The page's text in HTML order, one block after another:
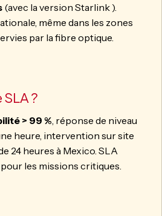
(avec la version Starlink ).
même dans les zones
par la fibre optique.
?
> 99 % , réponse de niveau
heure, intervention sur site
24 heures à Mexico. SLA
les missions critiques.